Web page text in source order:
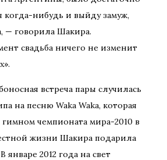
когда-нибудь и выйду замуж,
— говорила Шакира.
свадьба ничего не изменит
встреча пары случилась
на песню Waka Waka, которая
чемпионата мира-2010 в
жизни Шакира подарила
январе 2012 года на свет